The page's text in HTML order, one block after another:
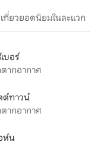
ที่ยวยอดนิยมในละแวก
บอร์
ากอากาศ
ต์ทาวน์
ากอากาศ
ห์น